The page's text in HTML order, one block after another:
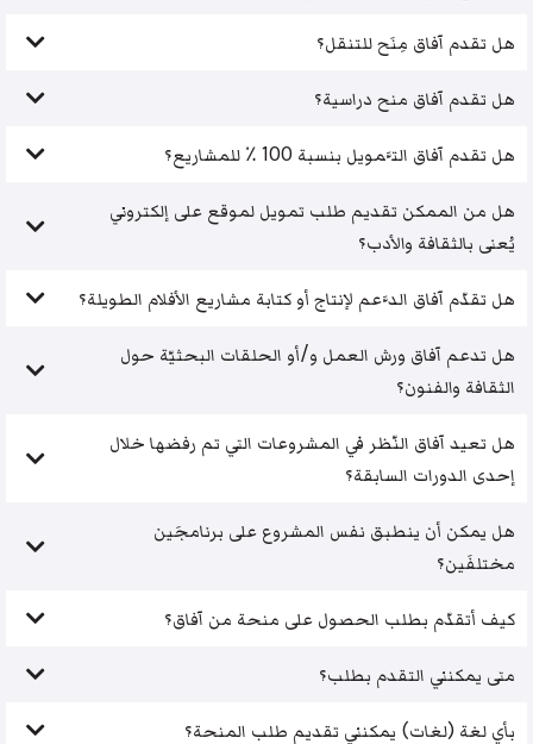
هل تقدم آفاق مِنَح للتنقل؟
هل تقدم آفاق منح دراسية؟
هل تقدم آفاق التَّمويل بنسبة 100 ٪ للمشاريع؟
هل من الممكن تقديم طلب تمويل لموقع على إلكتروني
يُعنى بالثقافة والأدب؟
هل تقدّم آفاق الدَّعم لإنتاج أو كتابة مشاريع الأفلام الطويلة؟
هل تدعم آفاق ورش العمل و/أو الحلقات البحثيّة حول
الثقافة والفنون؟
هل تعيد آفاق النّظر في المشروعات التي تم رفضها خلال
إحدى الدورات السابقة؟
هل يمكن أن ينطبق نفس المشروع على برنامجَين
مختلفَين؟
كيف أتقدّم بطلب الحصول على منحة من آفاق؟
متى يمكنني التقدم بطلب؟
بأي لغة (لغات) يمكنني تقديم طلب المنحة؟